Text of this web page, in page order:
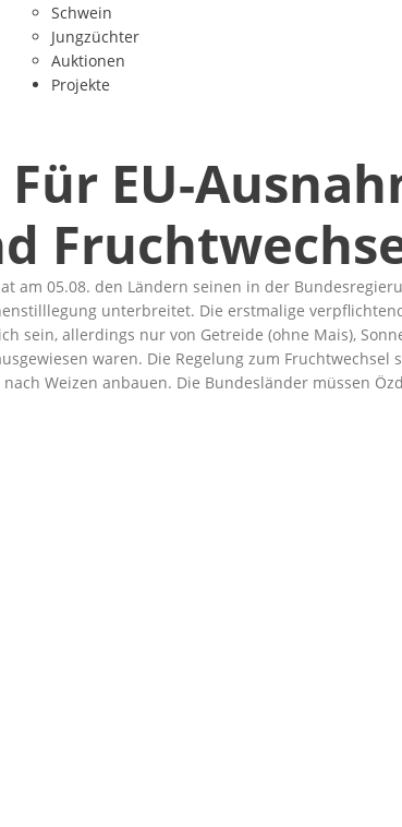
Schwein
Jungzüchter
Auktionen
Projekte
EU-
am 05.08. den Ländern seinen in der
unterbreitet. Die erstmalige
sein, allerdings nur von Getreide (ohne Mais),
waren. Die Regelung zum
Weizen anbauen. Die Bundesländer müssen